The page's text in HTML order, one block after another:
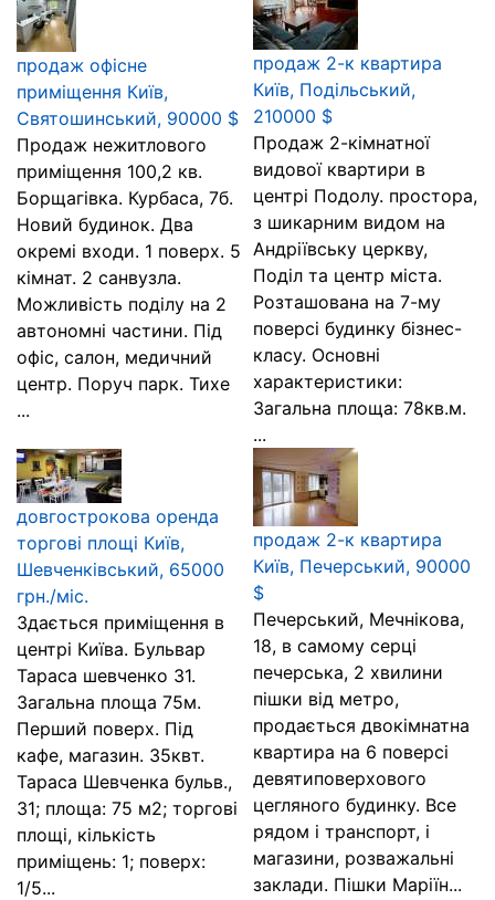
продаж офісне
приміщення Київ,
Святошинський, 90000 $
Продаж нежитлового
приміщення 100,2 кв.
Борщагівка. Курбаса, 7б.
Новий будинок. Два
окремі входи. 1 поверх. 5
кімнат. 2 санвузла.
Можливість поділу на 2
автономні частини. Під
офіс, салон, медичний
центр. Поруч парк. Тихе
...
продаж 2-к квартира
Київ, Подільський,
210000 $
Продаж 2-кімнатної
видової квартири в
центрі Подолу. простора,
з шикарним видом на
Андріївську церкву,
Поділ та центр міста.
Розташована на 7-му
поверсі будинку бізнес-
класу. Основні
характеристики:
Загальна площа: 78кв.м.
...
довгострокова оренда
торгові площі Київ,
Шевченківський, 65000
грн./міс.
Здається приміщення в
центрі Київа. Бульвар
Тараса шевченко 31.
Загальна площа 75м.
Перший поверх. Під
кафе, магазин. 35квт.
Тараса Шевченка бульв.,
31; площа: 75 м2; торгові
площі, кількість
приміщень: 1; поверх:
1/5...
продаж 2-к квартира
Київ, Печерський, 90000
$
Печерський, Мечнікова,
18, в самому серці
печерська, 2 хвилини
пішки від метро,
продається двокімнатна
квартира на 6 поверсі
девятиповерхового
цегляного будинку. Все
рядом і транспорт, і
магазини, розважальні
заклади. Пішки Маріїн...